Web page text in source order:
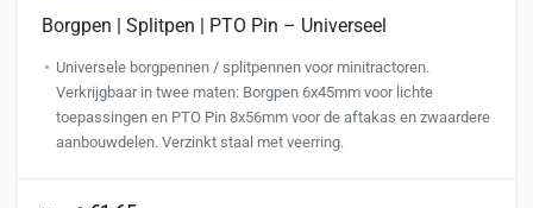
Borgpen | Splitpen | PTO Pin – Universeel
Universele borgpennen / splitpennen voor minitractoren.
Verkrijgbaar in twee maten: Borgpen 6x45mm voor lichte
toepassingen en PTO Pin 8x56mm voor de aftakas en zwaardere
aanbouwdelen. Verzinkt staal met veerring.